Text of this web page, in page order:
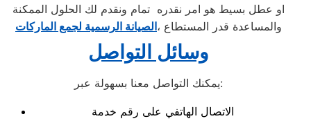
او عطل بسيط هو امر نقدره تمام ونقدم لك الحلول الممكنة
والمساعدة قدر المستطاع ،الصيانة الرسمية لجمع الماركات
وسائل التواصل
يمكنك التواصل معنا بسهولة عبر:
الاتصال الهاتفي على رقم خدمة